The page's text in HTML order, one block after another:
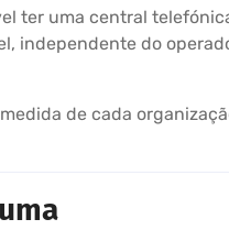
ter uma central
independente do
de cada